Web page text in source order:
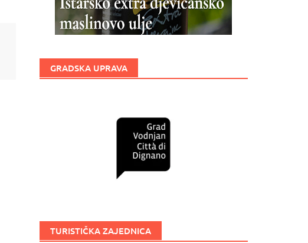
GRADSKA UPRAVA
TURISTIČKA ZAJEDNICA